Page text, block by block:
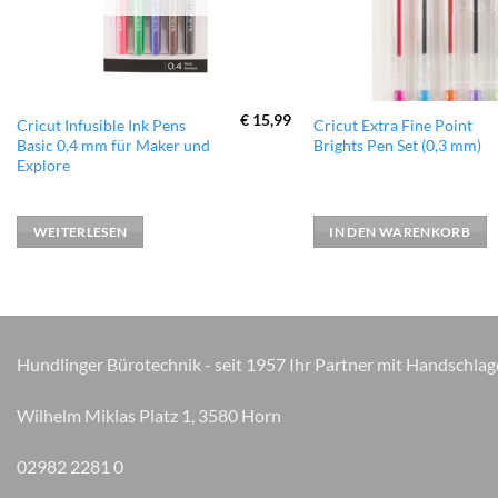
Cricut Infusible Ink Pens
Basic 0,4 mm für Maker und
Explore
€ 15,99
WEITERLESEN
Cricut Extra Fine Point
Brights Pen Set (0,3 mm)
IN DEN WARENKORB
Hundlinger Bürotechnik - seit 1957 Ihr Partner mit
Wilhelm Miklas Platz 1, 3580 Horn
02982 2281 0